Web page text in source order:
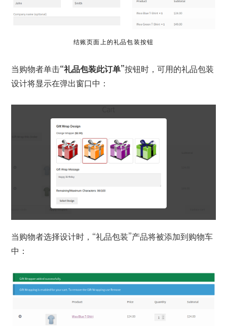
结账页面上的礼品包装按钮
当购物者单击“礼品包装此订单”按钮时，可用的礼品包装
设计将显示在弹出窗口中：
当购物者选择设计时，“礼品包装”产品将被添加到购物车
中：